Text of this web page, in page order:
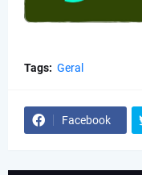
Tags: Geral
Facebook